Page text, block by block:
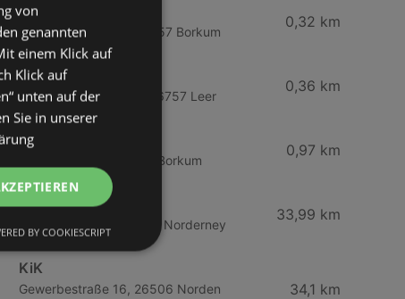
GERRY WEBER
Bismarckstraße 10, 26757 Borkum
0,32 km
Woolworth
Strandstraße 41 - 43, 26757 Leer
0,36 km
KiK
Deichstraße 54, 26757 Borkum
0,97 km
GINA LAURA
Strandstraße 18, 26548 Norderney
33,99 km
KiK
Gewerbestraße 16, 26506 Norden
34,1 km
von
genannten
einem Klick auf
Klick auf
unten auf der
Sie in unserer
BY COOKIESCRIPT